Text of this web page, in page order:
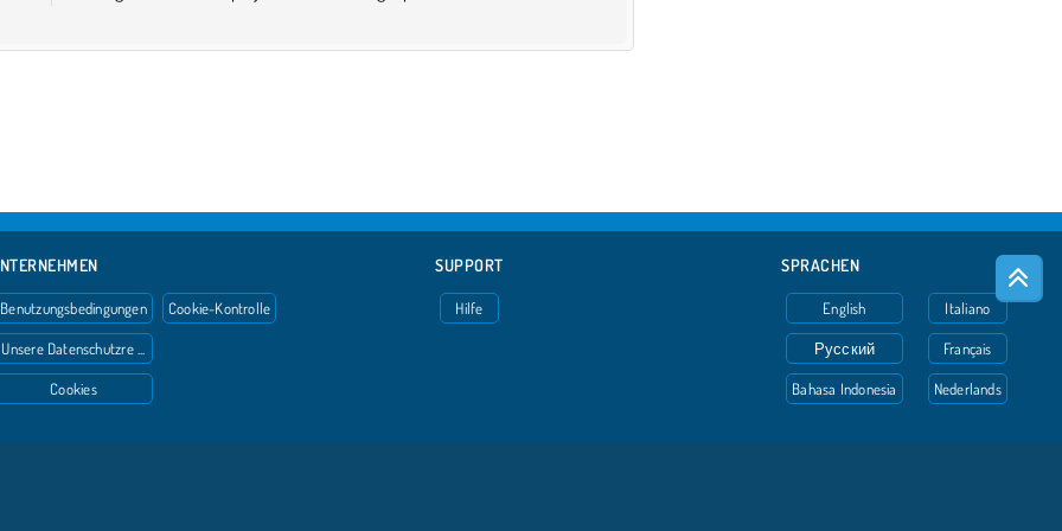
Benutzungsbedingungen
Unsere Datenschutzre ...
Cookies
Cookie-Kontrolle
SUPPORT
Hilfe
SPRACHEN
English
Русский
Bahasa Indonesia
Italiano
Français
Nederlands